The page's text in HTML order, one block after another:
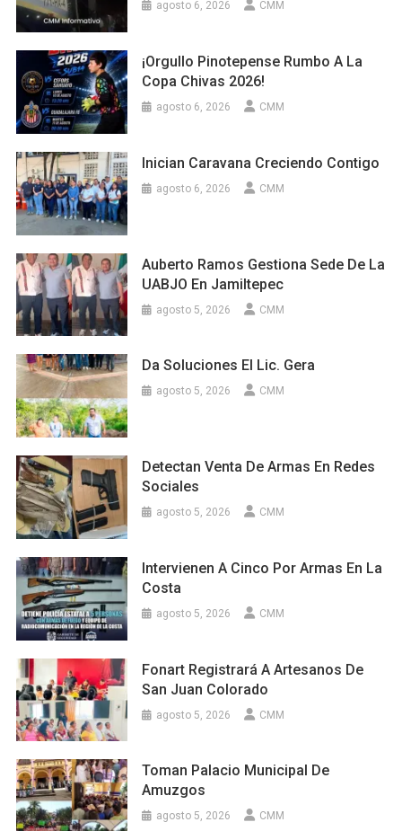
agosto 6, 2026 CMM
¡Orgullo Pinotepense Rumbo A La
Copa Chivas 2026!
agosto 6, 2026 CMM
Inician Caravana Creciendo Contigo
agosto 6, 2026 CMM
Auberto Ramos Gestiona Sede De La
UABJO En Jamiltepec
agosto 5, 2026 CMM
Da Soluciones El Lic. Gera
agosto 5, 2026 CMM
Detectan Venta De Armas En Redes
Sociales
agosto 5, 2026 CMM
Intervienen A Cinco Por Armas En La
Costa
agosto 5, 2026 CMM
Fonart Registrará A Artesanos De
San Juan Colorado
agosto 5, 2026 CMM
Toman Palacio Municipal De
Amuzgos
agosto 5, 2026 CMM